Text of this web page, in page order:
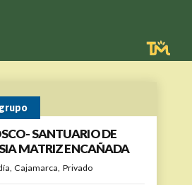
SANTUARIO DE
MATRIZ ENCAÑADA
Cajamarca Privado